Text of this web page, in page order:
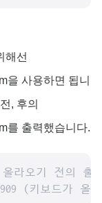
해선
을 사용하면 됩니
, 후의
를 출력했습니다.
라오기 전의 출
(키보드가 올